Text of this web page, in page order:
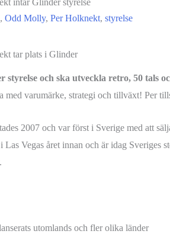
intar Glinder styrelse
, Odd Molly, Per Holknekt, styrelse
tar plats i Glinder
och ska utveckla retro, 50 tals
varumärke, strategi och tillväxt! Per
2007 och var först i Sverige med att
Vegas året innan och är idag Sveriges
utomlands och fler olika länder